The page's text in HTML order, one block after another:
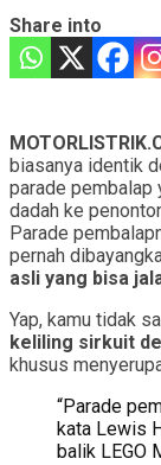
Share into
biasanya identik
parade pembalap
dadah ke
Parade
pernah
asli yang bisa
Yap, kamu tidak
keliling sirkuit
khusus
“Parade
kata Lewis
balik LEGO